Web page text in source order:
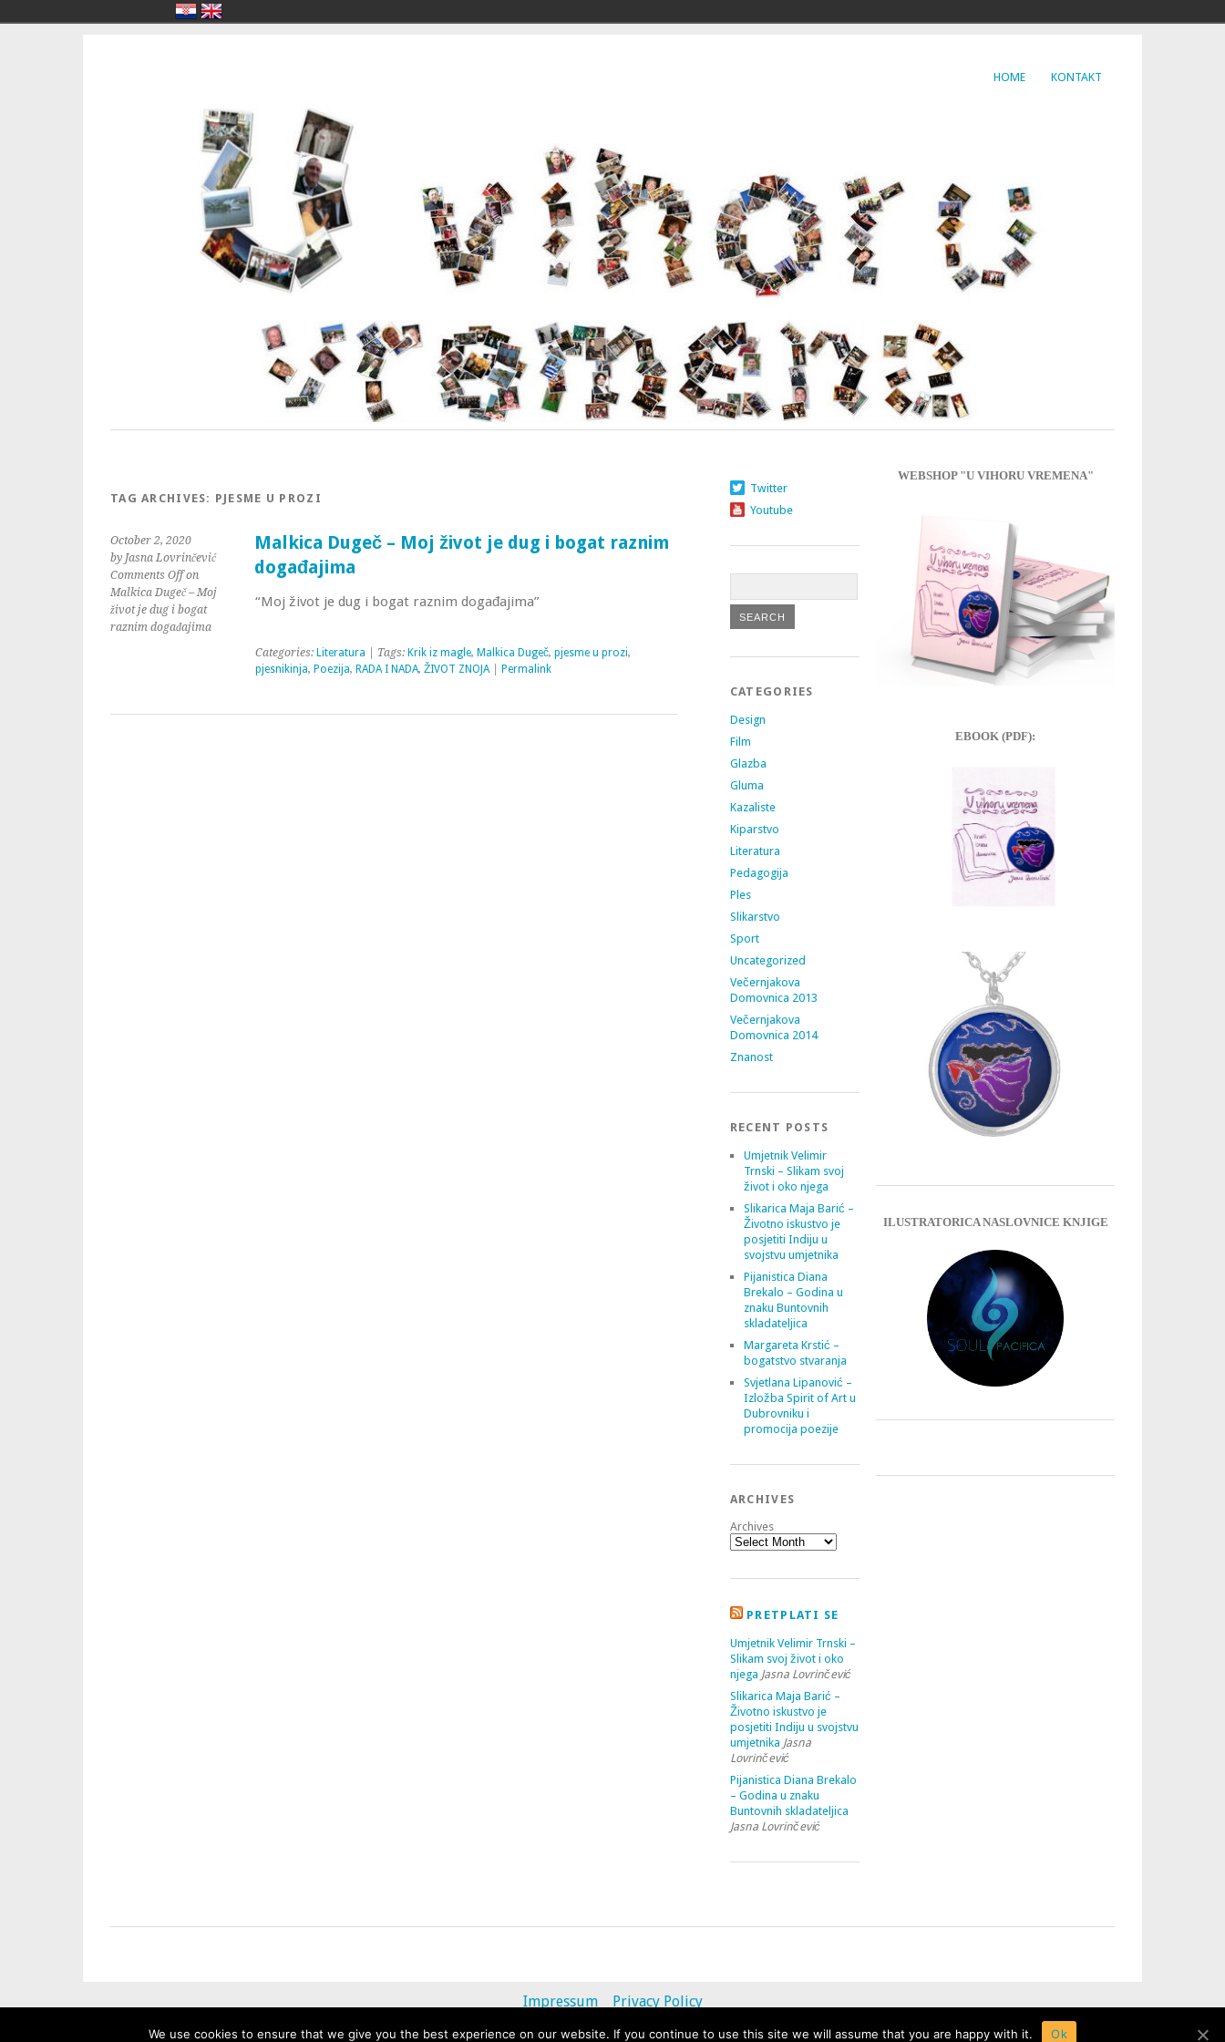
HOME KONTAKT
TAG ARCHIVES: PJESME U PROZI
October 2, 2020
by Jasna Lovrinčević
Comments Offon
Malkica Dugeč – Moj
život je dug i bogat
raznim događajima
Malkica Dugeč – Moj život je dug i bogat raznim
događajima
“Moj život je dug i bogat raznim događajima”
Categories: Literatura | Tags: Krik iz magle, Malkica Dugeč, pjesme u prozi,
pjesnikinja, Poezija, RADA I NADA, ŽIVOT ZNOJA| Permalink
Twitter
Youtube
CATEGORIES
Design
Film
Glazba
Gluma
Kazaliste
Kiparstvo
Literatura
Pedagogija
Ples
Slikarstvo
Sport
Uncategorized
Večernjakova
Domovnica 2013
Večernjakova
Domovnica 2014
Znanost
RECENT POSTS
Umjetnik Velimir
Trnski – Slikam svoj
život i oko njega
Slikarica Maja Barić –
Životno iskustvo je
posjetiti Indiju u
svojstvu umjetnika
Pijanistica Diana
Brekalo – Godina u
znaku Buntovnih
skladateljica
Margareta Krstić –
bogatstvo stvaranja
Svjetlana Lipanović –
Izložba Spirit of Art u
Dubrovniku i
promocija poezije
ARCHIVES
Archives
PRETPLATI SE
Umjetnik Velimir Trnski –
Slikam svoj život i oko
njega Jasna Lovrinčević
Slikarica Maja Barić –
Životno iskustvo je
posjetiti Indiju u svojstvu
umjetnika Jasna
Lovrinčević
Pijanistica Diana Brekalo
– Godina u znaku
Buntovnih skladateljica
Jasna Lovrinčević
WEBSHOP "U VIHORU VREMENA"
EBOOK (PDF):
ILUSTRATORICA NASLOVNICE KNJIGE
Impressum
Privacy Policy
© 2013 - 2020 uvihoruvremena.com. Alle Rechte vorbehalten.
We use cookies to ensure that we give you the best experience on our website. If you continue to use this site we will assume that you are happy with it. Ok